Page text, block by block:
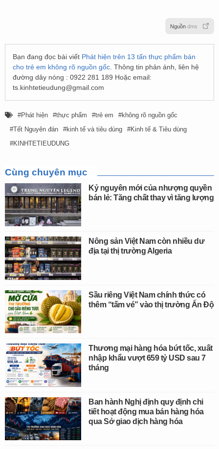
Nguồn dms
Bạn đang đọc bài viết Phát hiện trên 13 tấn thực phẩm bán
cho trẻ em không rõ nguồn gốc . Thông tin phản ánh, liên hệ
đường dây nóng : 0922 281 189 Hoặc email:
ts.kinhtetieudung@gmail.com
Phát hiện thực phẩm trẻ em
không rõ nguồn gốc
Tết Nguyên đán
kinh tế và tiêu dùng
Kinh tế & Tiêu dùng
KINHTETIEUDUNG
Cùng chuyên mục
Kỷ nguyên mới của nhượng quyền
bán lẻ: Tăng chất thay vì tăng lượng
Nông sản Việt Nam còn nhiều dư
địa tại thị trường Algeria
Sầu riêng Việt Nam chính thức có
thêm “tấm vé” vào thị trường Ấn Độ
Thương mại hàng hóa bứt tốc, xuất
nhập khẩu vượt 659 tỷ USD sau 7
tháng
Ban hành Nghị định quy định chi
tiết hoạt động mua bán hàng hóa
qua Sở giao dịch hàng hóa